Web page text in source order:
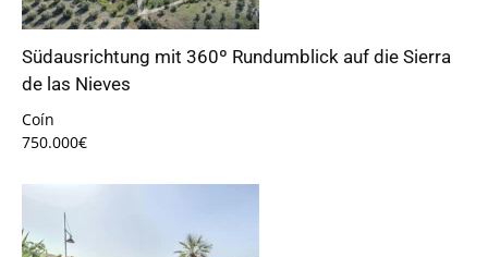
Südausrichtung mit 360º Rundumblick auf die Sierra
de las Nieves
Coín
750.000€